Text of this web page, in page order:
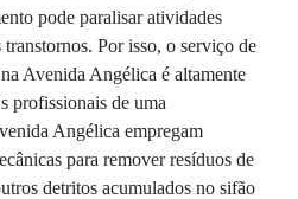
pode paralisar atividades
transtornos. Por isso, o serviço de
Avenida Angélica é altamente
profissionais de uma
Angélica empregam
para remover resíduos de
detritos acumulados no sifão